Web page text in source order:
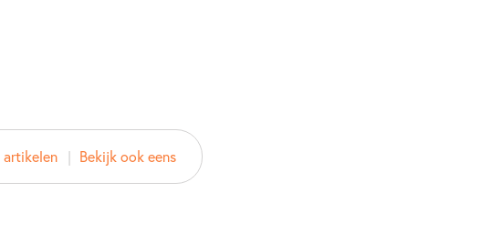
artikelen Bekijk ook eens